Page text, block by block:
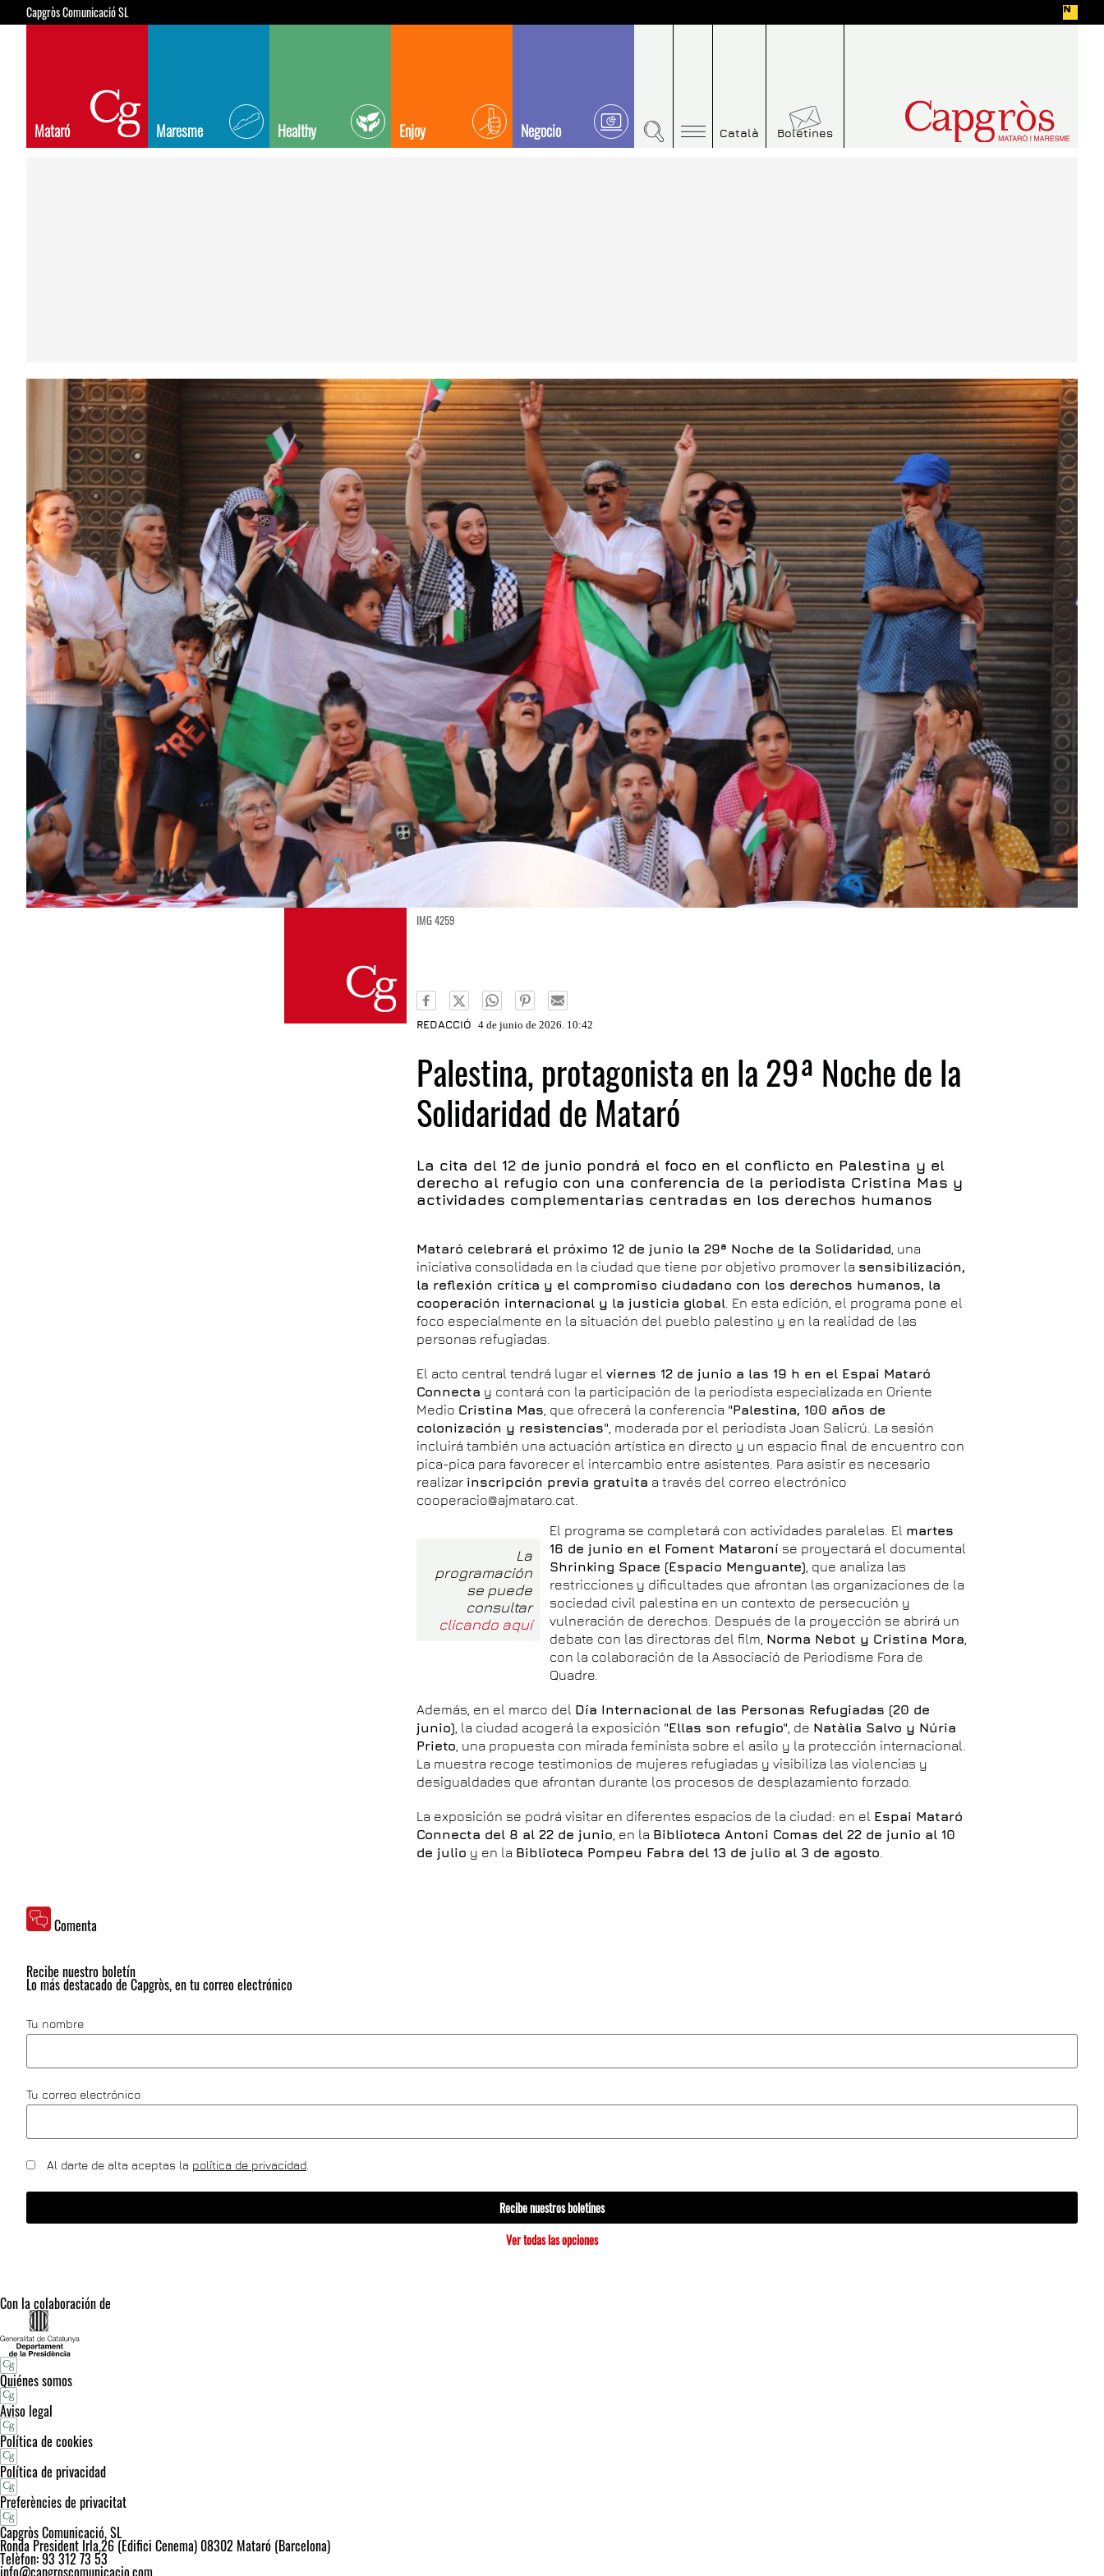
Capgròs Comunicació SL
Mataró Maresme Healthy Enjoy Negocio Català Boletines
IMG 4259
REDACCIÓ 4 de junio de 2026. 10:42
Palestina, protagonista en la 29ª Noche de la
Solidaridad de Mataró
La cita del 12 de junio pondrá el foco en el conflicto en Palestina y el
derecho al refugio con una conferencia de la periodista Cristina Mas y
actividades complementarias centradas en los derechos humanos
Mataró celebrará el próximo 12 de junio la 29ª Noche de la Solidaridad , una
iniciativa consolidada en la ciudad que tiene por objetivo promover la sensibilización,
la reflexión crítica y el compromiso ciudadano con los derechos humanos, la
cooperación internacional y la justicia global . En esta edición, el programa pone el
foco especialmente en la situación del pueblo palestino y en la realidad de las
personas refugiadas.
El acto central tendrá lugar elviernes 12 de junio a las 19 h en el Espai Mataró
Connecta y contará con la participación de la periodista especializada en Oriente
Medio Cristina Mas , que ofrecerá la conferencia "Palestina, 100 años de
colonización y resistencias" , moderada por el periodista Joan Salicrú. La sesión
incluirá también una actuación artística en directo y un espacio final de encuentro con
pica-pica para favorecer el intercambio entre asistentes. Para asistir es necesario
realizar inscripción previa gratuita a través del correo electrónico
cooperacio@ajmataro.cat.
La
programación
se puede
consultar
clicando aquí
El programa se completará con actividades paralelas. El martes
16 de junio en el Foment Mataroní se proyectará el documental
Shrinking Space (Espacio Menguante) , que analiza las
restricciones y dificultades que afrontan las organizaciones de la
sociedad civil palestina en un contexto de persecución y
vulneración de derechos. Después de la proyección se abrirá un
debate con las directoras del film, Norma Nebot y Cristina Mora
con la colaboración de la Associació de Periodisme Fora de
Quadre.
Además, en el marco del Día Internacional de las Personas Refugiadas (20 de
junio) , la ciudad acogerá la exposición "Ellas son refugio" , de Natàlia Salvo y Núria
Prieto , una propuesta con mirada feminista sobre el asilo y la protección internacional.
La muestra recoge testimonios de mujeres refugiadas y visibiliza las violencias y
desigualdades que afrontan durante los procesos de desplazamiento forzado.
La exposición se podrá visitar en diferentes espacios de la ciudad: en el Espai Mataró
Connecta del 8 al 22 de junio , en la Biblioteca Antoni Comas del 22 de junio al 10
de julio y en la Biblioteca Pompeu Fabra del 13 de julio al 3 de agosto
Comenta
Recibe nuestro boletín
Lo más destacado de Capgròs, en tu correo electrónico
Tu nombre
Tu correo electrónico
Al darte de alta aceptas la política de privacidad
Recibe nuestros boletines
Ver todas las opciones
Con la colaboración de
Quiénes somos
Aviso legal
Política de cookies
Política de privacidad
Preferències de privacitat
Capgròs Comunicació, SL
Ronda President Irla,26 (Edifici Cenema) 08302 Mataró (Barcelona)
Telèfon: 93 312 73 53